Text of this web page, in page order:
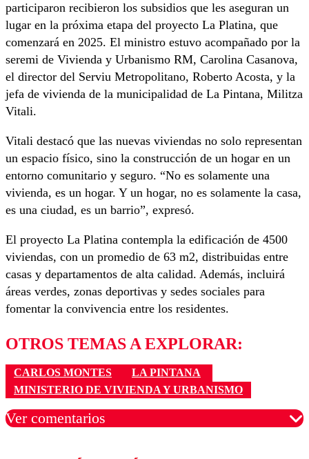
participaron recibieron los subsidios que les aseguran un
lugar en la próxima etapa del proyecto La Platina, que
comenzará en 2025. El ministro estuvo acompañado por la
seremi de Vivienda y Urbanismo RM, Carolina Casanova,
el director del Serviu Metropolitano, Roberto Acosta, y la
jefa de vivienda de la municipalidad de La Pintana, Militza
Vitali.
Vitali destacó que las nuevas viviendas no solo representan
un espacio físico, sino la construcción de un hogar en un
entorno comunitario y seguro. “No es solamente una
vivienda, es un hogar. Y un hogar, no es solamente la casa,
es una ciudad, es un barrio”, expresó.
El proyecto La Platina contempla la edificación de 4500
viviendas, con un promedio de 63 m2, distribuidas entre
casas y departamentos de alta calidad. Además, incluirá
áreas verdes, zonas deportivas y sedes sociales para
fomentar la convivencia entre los residentes.
OTROS TEMAS A EXPLORAR:
CARLOS MONTES
LA PINTANA
MINISTERIO DE VIVIENDA Y URBANISMO
Ver comentarios